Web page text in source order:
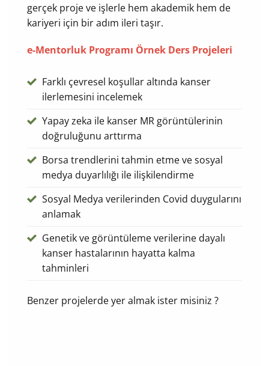
gerçek proje ve işlerle hem akademik hem de
kariyeri için bir adım ileri taşır.
e-Mentorluk Programı Örnek Ders Projeleri
Farklı çevresel koşullar altında kanser
ilerlemesini incelemek
Yapay zeka ile kanser MR görüntülerinin
doğruluğunu arttırma
Borsa trendlerini tahmin etme ve sosyal
medya duyarlılığı ile ilişkilendirme
Sosyal Medya verilerinden Covid duygularını
anlamak
Genetik ve görüntüleme verilerine dayalı
kanser hastalarının hayatta kalma
tahminleri
Benzer projelerde yer almak ister misiniz ?